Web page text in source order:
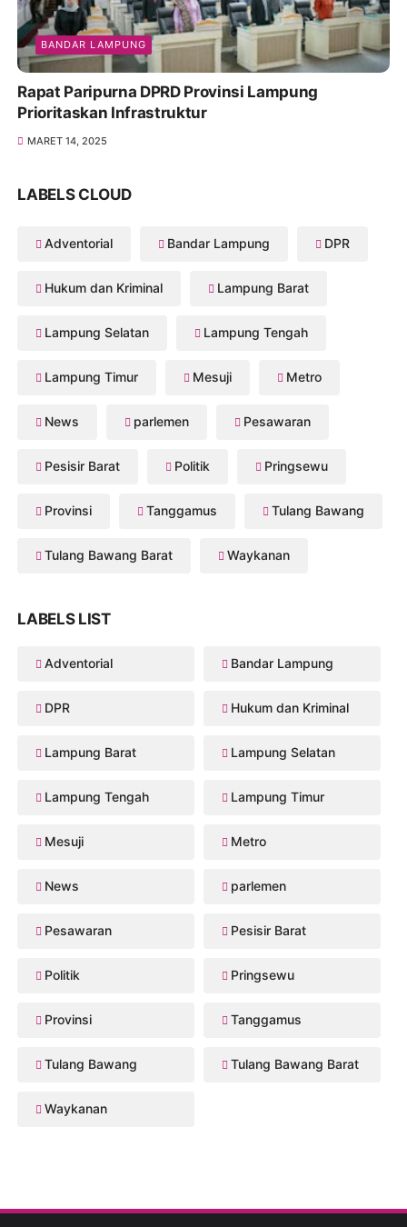
BANDAR LAMPUNG
Rapat Paripurna DPRD Provinsi Lampung
Prioritaskan Infrastruktur
MARET 14, 2025
LABELS CLOUD
Adventorial Bandar Lampung DPR
Hukum dan Kriminal Lampung Barat
Lampung Selatan Lampung Tengah
Lampung Timur Mesuji Metro
News parlemen Pesawaran
Pesisir Barat Politik Pringsewu
Provinsi Tanggamus Tulang Bawang
Tulang Bawang Barat Waykanan
LABELS LIST
Adventorial Bandar Lampung
DPR Hukum dan Kriminal
Lampung Barat Lampung Selatan
Lampung Tengah Lampung Timur
Mesuji Metro
News parlemen
Pesawaran Pesisir Barat
Politik Pringsewu
Provinsi Tanggamus
Tulang Bawang Tulang Bawang Barat
Waykanan